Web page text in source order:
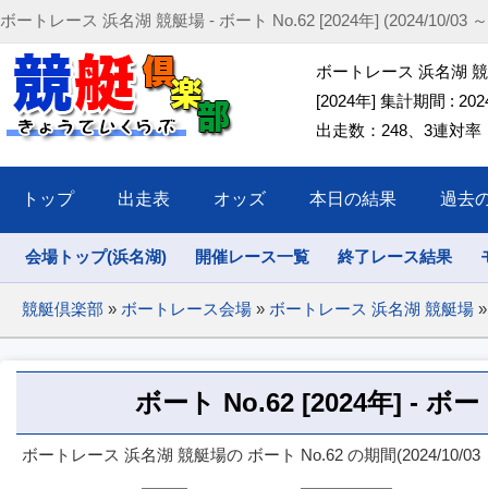
ボートレース 浜名湖 競艇場 - ボート No.62 [2024年] (2024/10/03
ボートレース 浜名湖
[2024年] 集計期間 :
出走数：248、3連対率
トップ 出走表 オッズ 本日の結果 過去
会場トップ(浜名湖) 開催レース一覧 終了レース結果
競艇倶楽部 » ボートレース会場 » ボートレース 浜名湖 競艇場 »
ボート No.62 [2024年] - ボ
ボートレース 浜名湖 競艇場の ボート No.62 の期間(2024/10/